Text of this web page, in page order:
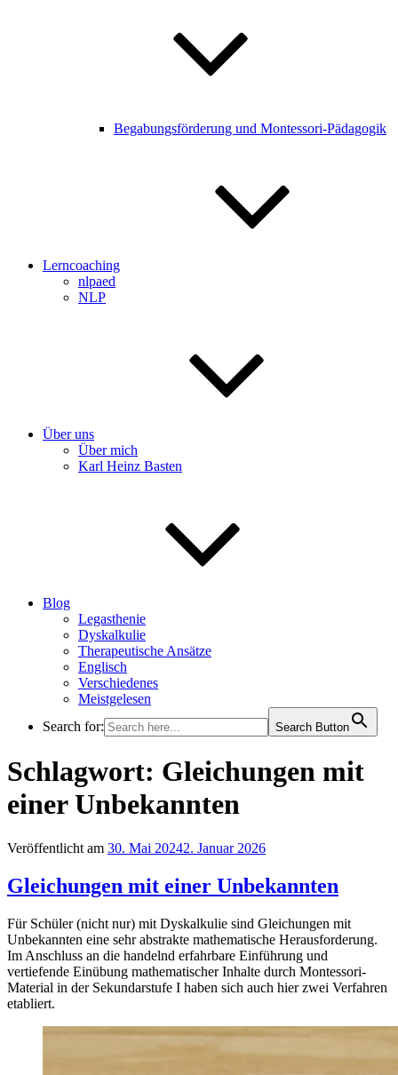
Begabungsförderung und Montessori-Pädagogik
Lerncoaching
nlpaed
NLP
Über uns
Über mich
Karl Heinz Basten
Blog
Legasthenie
Dyskalkulie
Therapeutische Ansätze
Englisch
Verschiedenes
Meistgelesen
Search for:
Search Button
Schlagwort: Gleichungen mit
einer Unbekannten
Veröffentlicht am 30. Mai 20242. Januar 2026
Gleichungen mit einer Unbekannten
Für Schüler (nicht nur) mit Dyskalkulie sind Gleichungen mit
Unbekannten eine sehr abstrakte mathematische Herausforderung.
Im Anschluss an die handelnd erfahrbare Einführung und
vertiefende Einübung mathematischer Inhalte durch Montessori-
Material in der Sekundarstufe I haben sich auch hier zwei Verfahren
etabliert.